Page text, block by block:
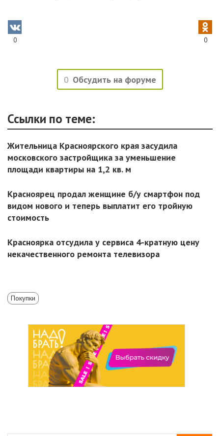
0 0
0 Обсудить на форуме
Ссылки по теме:
Жительница Красноярского края засудила
московского застройщика за уменьшение
площади квартиры на 1,2 кв. м
Красноярец продал женщине б/у смартфон под
видом нового и теперь выплатит его тройную
стоимость
Красноярка отсудила у сервиса 4-кратную цену
некачественного ремонта телевизора
Покупки